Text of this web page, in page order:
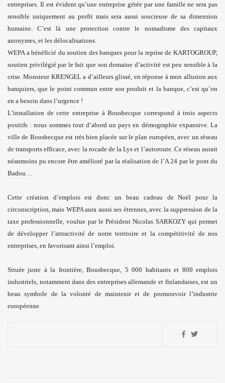
entreprises. Il est évident qu’une entreprise gérée par une famille ne sera pas
sensible uniquement au profit mais sera aussi soucieuse de sa dimension
humaine. C’est là une protection contre le nomadisme des capitaux
anonymes, et les délocalisations.
WEPA a bénéficié du soutien des banques pour la reprise de KARTOGROUP,
soutien privilégié par le fait que son domaine d’activité est peu sensible à la
crise. Monsieur KRENGEL a d’ailleurs glissé, en réponse à mon allusion aux
banquiers, que le point commun entre son produit et la banque, c’est qu’on
en a besoin dans l’urgence !
L’installation de cette entreprise à Bousbecque correspond à trois aspects
positifs : nous sommes tout d’abord un pays en démographie expansive. La
ville de Bousbecque est très bien placée sur le plan européen, avec un réseau
de transports efficace, avec la rocade de la Lys et l’autoroute. Ce réseau aurait
néanmoins pu encore être amélioré par la réalisation de l’A 24 par le pont du
Badou…
Cette création d’emplois est donc un beau cadeau de Noël pour la
circonscription, mais WEPA aura aussi ses étrennes, avec la suppression de la
taxe professionnelle, voulue par le Président Nicolas SARKOZY qui permet
de développer l’attractivité de notre territoire et la compétitivité de nos
entreprises, en favorisant ainsi l’emploi.
Située juste à la frontière, Bousbecque, 5 000 habitants et 800 emplois
industriels, notamment dans des entreprises allemande et finlandaises, est un
beau symbole de la volonté de maintenir et de promouvoir l’industrie
européenne.